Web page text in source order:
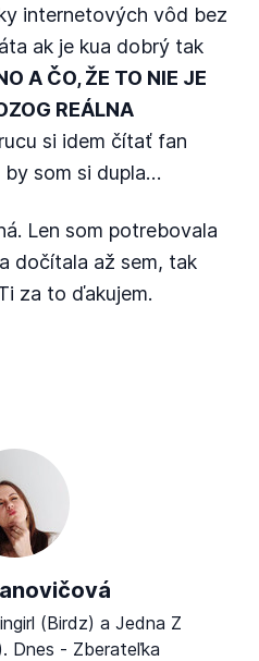
internetových vôd bez
ak je kua dobrý tak
A ČO, ŽE TO NIE JE
REÁLNA
si idem čítať fan
som si dupla…
Len som potrebovala
dočítala až sem, tak
za to ďakujem.
(Birdz) a Jedna Z
Dnes - Zberateľka